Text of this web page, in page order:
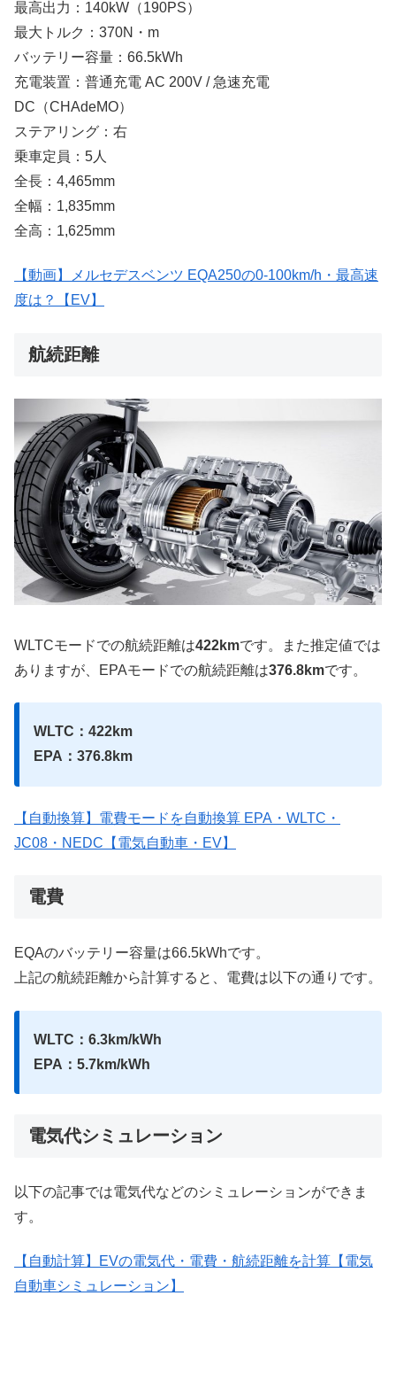
最高出力：140kW（190PS）
最大トルク：370N・m
バッテリー容量：66.5kWh
充電装置：普通充電 AC 200V / 急速充電
DC（CHAdeMO）
ステアリング：右
乗車定員：5人
全長：4,465mm
全幅：1,835mm
全高：1,625mm
【動画】メルセデスベンツ EQA250の0-100km/h・最高速
度は？【EV】
航続距離
WLTCモードでの航続距離は422kmです。また推定値では
ありますが、EPAモードでの航続距離は376.8kmです。
WLTC：422km
EPA：376.8km
【自動換算】電費モードを自動換算 EPA・WLTC・
JC08・NEDC【電気自動車・EV】
電費
EQAのバッテリー容量は66.5kWhです。
上記の航続距離から計算すると、電費は以下の通りです。
WLTC：6.3km/kWh
EPA：5.7km/kWh
電気代シミュレーション
以下の記事では電気代などのシミュレーションができま
す。
【自動計算】EVの電気代・電費・航続距離を計算【電気
自動車シミュレーション】